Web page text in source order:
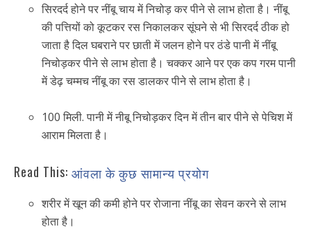
सिरदर्द होने पर नींबू चाय में निचोड़ कर पीने से लाभ होता है। नींबू
की पत्तियों को कूटकर रस निकालकर सूंघने से भी सिरदर्द ठीक हो
जाता है दिल घबराने पर छाती में जलन होने पर ठंडे पानी में नींबू
निचोड़कर पीने से लाभ होता है। चक्कर आने पर एक कप गरम पानी
में डेढ़ चम्मच नींबू का रस डालकर पीने से लाभ होता है।
100 मिली. पानी में नीबू निचोड़कर दिन में तीन बार पीने से पेचिश में
आराम मिलता है।
Read This: आंवला के कुछ सामान्य प्रयोग
शरीर में खून की कमी होने पर रोजाना नींबू का सेवन करने से लाभ
होता है।